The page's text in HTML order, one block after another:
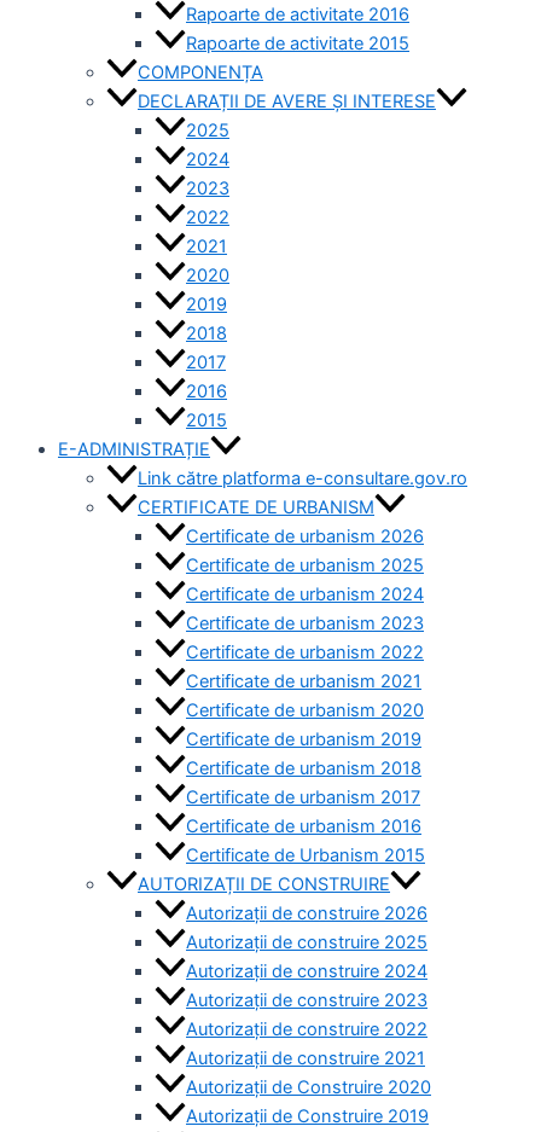
Rapoarte de activitate 2016
Rapoarte de activitate 2015
COMPONENȚA
DECLARAȚII DE AVERE ȘI INTERESE
2025
2024
2023
2022
2021
2020
2019
2018
2017
2016
2015
E-ADMINISTRAȚIE
Link către platforma e-consultare.gov.ro
CERTIFICATE DE URBANISM
Certificate de urbanism 2026
Certificate de urbanism 2025
Certificate de urbanism 2024
Certificate de urbanism 2023
Certificate de urbanism 2022
Certificate de urbanism 2021
Certificate de urbanism 2020
Certificate de urbanism 2019
Certificate de urbanism 2018
Certificate de urbanism 2017
Certificate de urbanism 2016
Certificate de Urbanism 2015
AUTORIZAȚII DE CONSTRUIRE
Autorizații de construire 2026
Autorizații de construire 2025
Autorizații de construire 2024
Autorizații de construire 2023
Autorizații de construire 2022
Autorizații de construire 2021
Autorizații de Construire 2020
Autorizații de Construire 2019